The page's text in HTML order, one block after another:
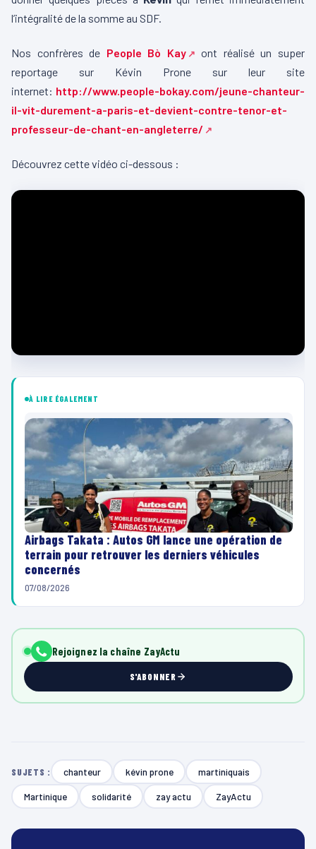
l’intégralité de la somme au SDF.
Nos confrères de People Bò Kay
ont réalisé un super
reportage sur Kévin Prone sur leur site
internet: http://www.people-bokay.com/jeune-chanteur-
il-vit-durement-a-paris-et-devient-contre-tenor-et-
professeur-de-chant-en-angleterre/
Découvrez cette vidéo ci-dessous :
À LIRE ÉGALEMENT
Airbags Takata : Autos GM lance une opération de
terrain pour retrouver les derniers véhicules
concernés
07/08/2026
Rejoignez la chaîne ZayActu
S'ABONNER
SUJETS : chanteur kévin prone martiniquais
Martinique solidarité zay actu ZayActu